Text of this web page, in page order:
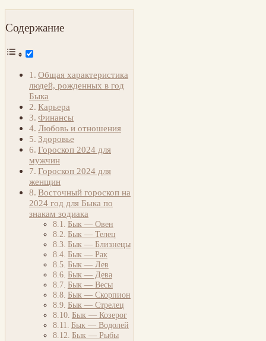
Содержание
Общая характеристика
людей, рожденных в год
Быка
Карьера
Финансы
Любовь и отношения
Здоровье
Гороскоп 2024 для
мужчин
Гороскоп 2024 для
женщин
Восточный гороскоп на
2024 год для Быка по
знакам зодиака
Бык — Овен
Бык — Телец
Бык — Близнецы
Бык — Рак
Бык — Лев
Бык — Дева
Бык — Весы
Бык — Скорпион
Бык — Стрелец
Бык — Козерог
Бык — Водолей
Бык — Рыбы